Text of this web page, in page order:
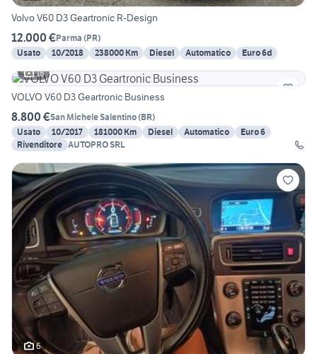
Volvo V60 D3 Geartronic R-Design
12.000 €Parma (PR)
Usato
10/2018 238000 Km Diesel Automatico
Euro 6d
18
VOLVO V60 D3 Geartronic Business
8.800 €San Michele Salentino(BR)
Usato
10/2017 181000 Km Diesel Automatico
Euro 6
Rivenditore AUTOPRO SRL
6